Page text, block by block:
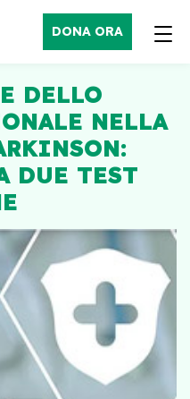
DONA ORA
DELLO
NELLA
DUE TEST